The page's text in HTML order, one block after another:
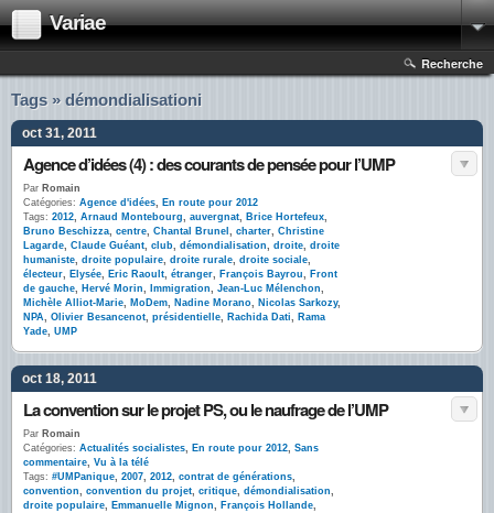
Variae
Recherche
Tags » démondialisationi
oct 31, 2011
Agence d’idées (4) : des courants de pensée pour l’UMP
Par Romain
Catégories: Agence d'idées, En route pour 2012
Tags: 2012, Arnaud Montebourg, auvergnat, Brice Hortefeux,
Bruno Beschizza, centre, Chantal Brunel , charter, Christine
Lagarde, Claude Guéant, club, démondialisation, droite, droite
humaniste, droite populaire, droite rurale, droite sociale,
électeur, Elysée, Eric Raoult, étranger, François Bayrou, Front
de gauche, Hervé Morin, Immigration, Jean-Luc Mélenchon,
Michèle Alliot-Marie, MoDem, Nadine Morano, Nicolas Sarkozy,
NPA, Olivier Besancenot, présidentielle, Rachida Dati, Rama
Yade, UMP
oct 18, 2011
La convention sur le projet PS, ou le naufrage de l’UMP
Par Romain
Catégories: Actualités socialistes, En route pour 2012, Sans
commentaire, Vu à la télé
Tags: #UMPanique, 2007, 2012, contrat de générations,
convention, convention du projet, critique, démondialisation,
droite populaire, Emmanuelle Mignon, François Hollande,